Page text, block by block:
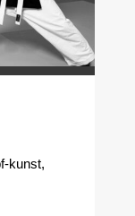
kunst,